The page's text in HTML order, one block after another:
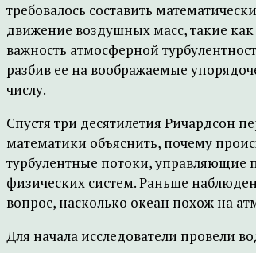
требовалось составить
движение воздушных масс, такие
важность атмосферной
разбив ее на воображаемые
числу.
Спустя три десятилетия Ричардсон
математики объяснить, почему
турбулентные потоки, управляющие
физических систем. Раньше
вопрос, насколько океан похож на
Для начала исследователи провели